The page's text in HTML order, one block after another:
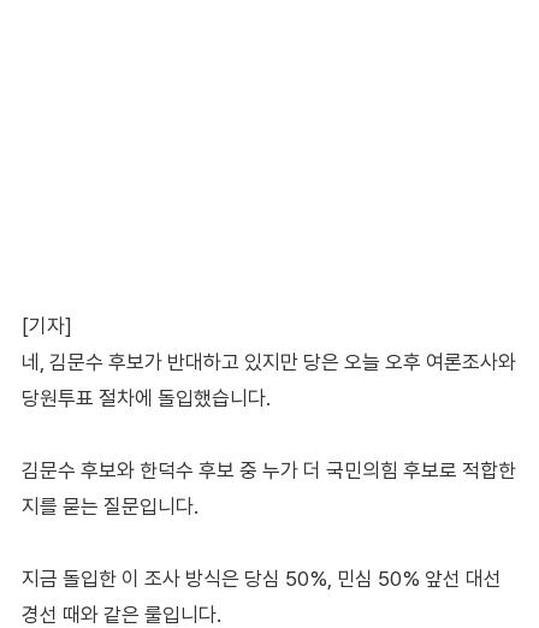
[기자]
네, 김문수 후보가 반대하고 있지만 당은 오늘 오후 여론조사와
당원투표 절차에 돌입했습니다.
김문수 후보와 한덕수 후보 중 누가 더 국민의힘 후보로 적합한
지를 묻는 질문입니다.
지금 돌입한 이 조사 방식은 당심 50%, 민심 50% 앞선 대선
경선 때와 같은 룰입니다.